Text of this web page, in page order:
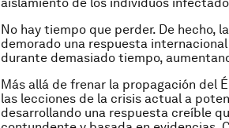
No hay tiempo que perder. De hecho,
demorado una respuesta
durante demasiado tiempo,
Más allá de frenar la propagación del
las lecciones de la crisis actual a
desarrollando una respuesta creíble